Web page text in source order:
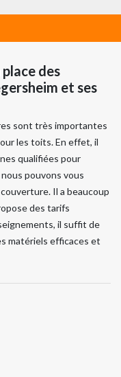
des
et ses
sont très importantes
les toits. En effet, il
qualifiées pour
pouvons vous
Il a beaucoup
des tarifs
il suffit de
matériels efficaces et